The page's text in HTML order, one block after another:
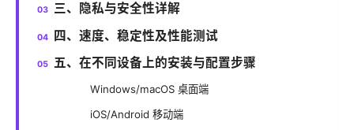
三、隐私与安全性详解
四、速度、稳定性及性能测试
五、在不同设备上的安装与配置步骤
Windows/macOS 桌面端
iOS/Android 移动端